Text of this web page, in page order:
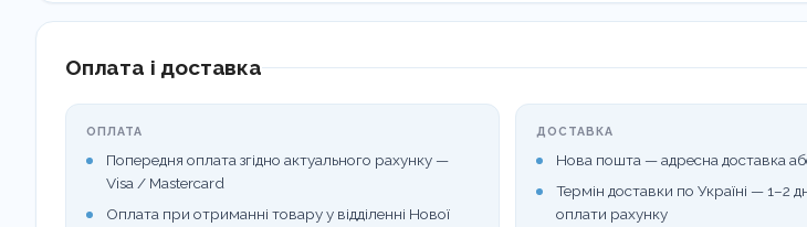
Оплата і доставка
ОПЛАТА
Попередня оплата згідно актуального рахунку —
Visa / Mastercard
Оплата при отриманні товару у відділенні Нової
ДОСТАВКА
Нова пошта — адресна доставка
Термін доставки по Україні — 1–2
оплати рахунку